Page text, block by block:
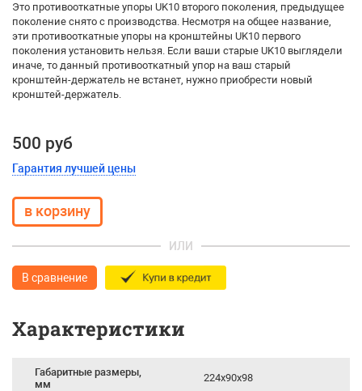
Это противооткатные упоры UK10 второго поколения, предыдущее
поколение снято с производства. Несмотря на общее название,
эти противооткатные упоры на кронштейны UK10 первого
поколения установить нельзя. Если ваши старые UK10 выглядели
иначе, то данный противооткатный упор на ваш старый
кронштейн-держатель не встанет, нужно приобрести новый
кронштей-держатель.
500 руб
Гарантия лучшей цены
ИЛИ
В сравнение
Характеристики
Габаритные размеры,
мм
224х90x98